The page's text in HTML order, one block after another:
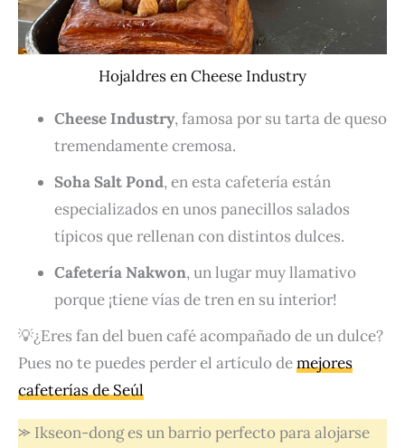
Hojaldres en Cheese Industry
Cheese Industry, famosa por su tarta de queso
tremendamente cremosa.
Soha Salt Pond, en esta cafetería están
especializados en unos panecillos salados
típicos que rellenan con distintos dulces.
Cafetería Nakwon, un lugar muy llamativo
porque ¡tiene vías de tren en su interior!
💡¿Eres fan del buen café acompañado de un dulce?
Pues no te puedes perder el artículo demejores
cafeterías de Seúl
⪼ Ikseon-dong es un barrio perfecto para alojarse